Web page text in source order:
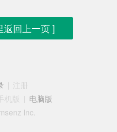
返回上一页 ]
注册
手机版
电脑版
Inc.